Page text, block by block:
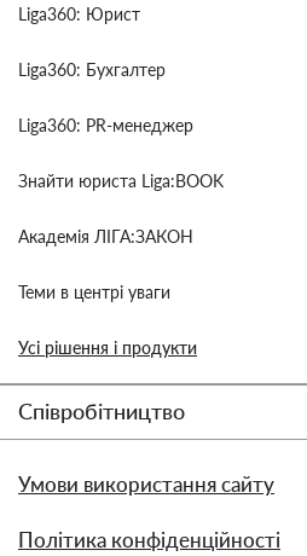
Liga360: Юрист
Liga360: Бухгалтер
Liga360: PR-менеджер
Знайти юриста Liga:BOOK
Академія ЛІГА:ЗАКОН
Теми в центрі уваги
Усі рішення і продукти
Співробітництво
Умови використання сайту
Політика конфіденційності